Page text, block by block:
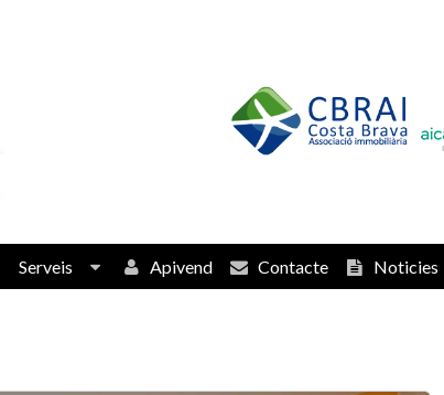
Serveis Apivend Contacte Noticies